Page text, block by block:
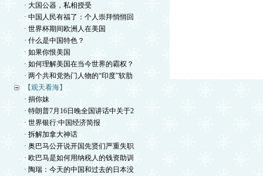
· 大国公器，私相授受
· 中国人民有福了：个人崇拜悄悄回
· 世界杯期间欧洲人在美国
· 什么是中国特色？
· 如果你恨美国
· 如何理解美国在当今世界的霸权？
· 两个共和党热门人物的“印度”软肋
【观天看海】
· 捐你妹
· 特朗普7月16日晚全国讲话中关于2
· 世界银行:中国经济简报
· 拆解加拿大神话
· 奥巴马公开说开国先贤们严重失职
· 欧巴马是如何用纳税人的钱资助训
· 陶瑞：今天的中国和过去的日本没